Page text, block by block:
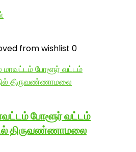
from wishlist 0
போளூர் வட்டம்
திருவண்ணாமலை